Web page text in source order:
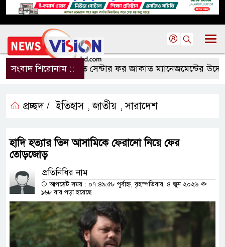
সংবাদ শিরোনাম ::কুবিতে সেন্টার ফর জাকাত ম্যানেজমেন্টের উদ্যোগে
প্রচ্ছদ / ইতিহাস ,জাতীয় ,সারাদেশ
হাদি হত্যার তিন আসামিকে ফেরানো নিয়ে ফের
তোড়জোড়
প্রতিনিধির নাম
আপডেট সময় : ০৭:৪৯:৫৮ পূর্বাহ্ন, বৃহস্পতিবার, ৪ জুন ২০২৬
১৬৮ বার পড়া হয়েছে